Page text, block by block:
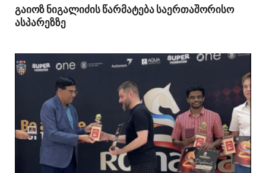
გაიოზ ნიგალიძის წარმატება საერთაშორისო
ასპარეზზე